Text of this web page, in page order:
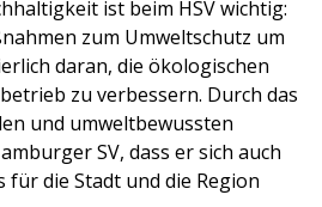
ist beim HSV wichtig:
zum Umweltschutz um
daran, die ökologischen
zu verbessern. Durch das
und umweltbewussten
SV, dass er sich auch
für die Stadt und die Region